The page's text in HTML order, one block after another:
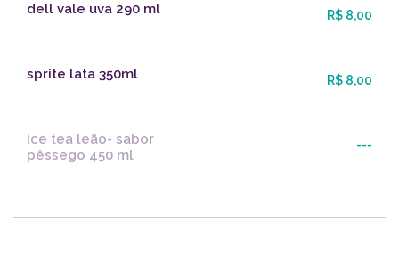
dell vale uva 290 ml R$ 8,00
sprite lata 350ml R$ 8,00
ice tea leão- sabor
pêssego 450 ml
---